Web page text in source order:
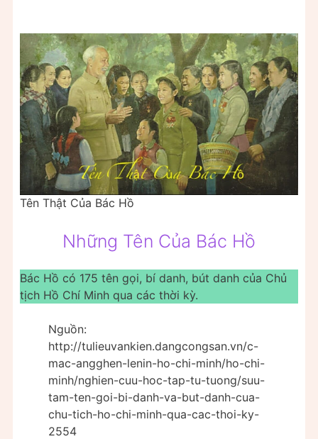
Tên Thật Của Bác Hồ
Những Tên Của Bác Hồ
Bác Hồ có 175 tên gọi, bí danh, bút danh của Chủ
tịch Hồ Chí Minh qua các thời kỳ.
Nguồn:
http://tulieuvankien.dangcongsan.vn/c-
mac-angghen-lenin-ho-chi-minh/ho-chi-
minh/nghien-cuu-hoc-tap-tu-tuong/suu-
tam-ten-goi-bi-danh-va-but-danh-cua-
chu-tich-ho-chi-minh-qua-cac-thoi-ky-
2554